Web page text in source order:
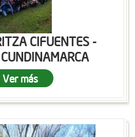
CIFUENTES -
Ver más